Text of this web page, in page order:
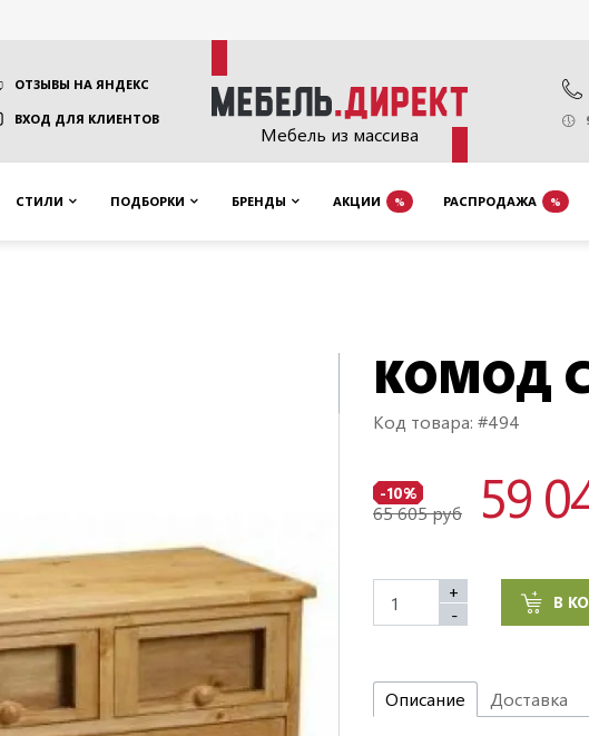
Мебель из массива
ОТЗЫВЫ НА ЯНДЕКС
ВХОД ДЛЯ КЛИЕНТОВ
СТИЛИ ПОДБОРКИ БРЕНДЫ АКЦИИ % РАСПРОДАЖА %
КОМОД
Код товара: #494
-10%
65 605 руб 59
+
-
В
Описание Доставка